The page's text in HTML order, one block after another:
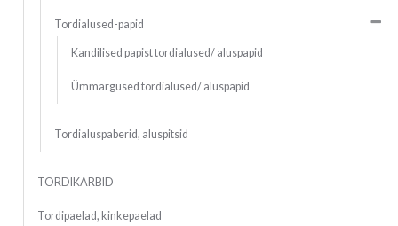
Tordialused-papid
Kandilised papist tordialused/ aluspapid
Ümmargused tordialused/ aluspapid
Tordialuspaberid, aluspitsid
TORDIKARBID
Tordipaelad, kinkepaelad